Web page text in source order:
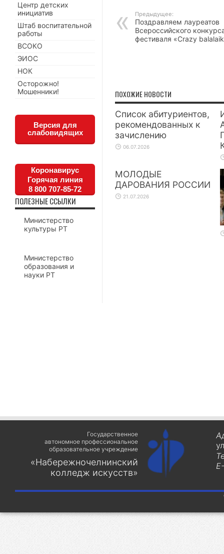
Предыдущее:
Поздравляем лауреатов
Всероссийского
фестиваля «Crazy
ПОХОЖИЕ НОВОСТИ
Список абитуриентов,
рекомендованных к
зачислению
06.07.2026
МОЛОДЫЕ
ДАРОВАНИЯ РОССИИ
21.07.2026
Центр детских
инициатив
Штаб воспитательной
работы
ВСОКО
ЭИОС
НОК
Осторожно!
Мошенники!
Версия для
слабовидящих
Коронавирус
Горячая линия
8 800 707-85-72
ПОЛЕЗНЫЕ ССЫЛКИ
Министерство
культуры РТ
Министерство
образования и
науки РТ
Государственное
автономное профессиональное
образовательное учреждение
«Набережночелнинский
колледж искусств»